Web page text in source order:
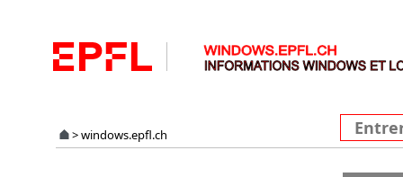
>windows.epfl.ch